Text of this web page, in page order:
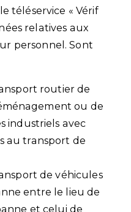
téléservice « Vérif
relatives aux
personnel. Sont
routier de
ou de
industriels avec
au transport de
de véhicules
entre le lieu de
et celui de